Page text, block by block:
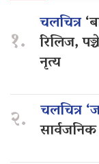
१.
चलचित्र
रिलिज,
नृत्य
२. चलचित्र
सार्वजनिक